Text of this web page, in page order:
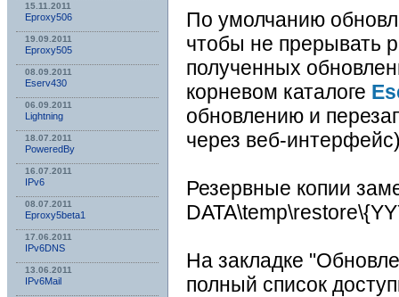
15.11.2011
Eproxy506
19.09.2011
Eproxy505
08.09.2011
Eserv430
06.09.2011
Lightning
18.07.2011
PoweredBy
16.07.2011
IPv6
08.07.2011
Eproxy5beta1
17.06.2011
IPv6DNS
13.06.2011
IPv6Mail
По умолчанию
чтобы не прерывать
полученных
корневом каталоге
обновлению и
через веб-
Резервные копии
На закладке
полный список